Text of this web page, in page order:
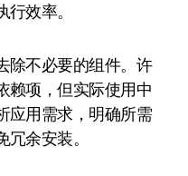
效率。
除不必要的组件。许
赖项，但实际使用中
应用需求，明确所需
余安装。